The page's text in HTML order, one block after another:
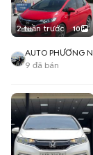
2 tuần trước 10
AUTO PHƯƠNG
9 đã bán